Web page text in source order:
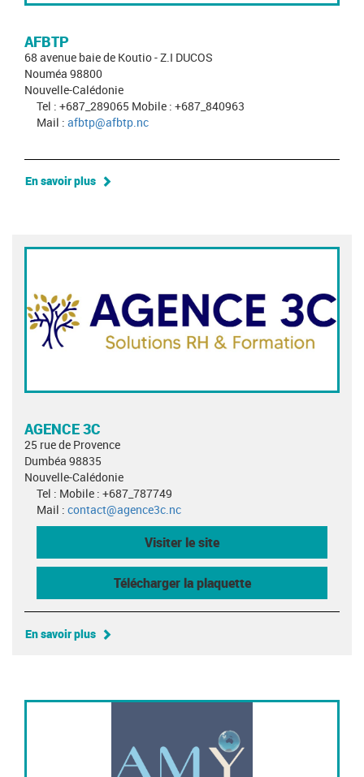
AFBTP
68 avenue baie de Koutio - Z.I DUCOS
Nouméa 98800
Nouvelle-Calédonie
Tel : +687_289065 Mobile : +687_840963
Mail : afbtp@afbtp.nc
En savoir plus
AGENCE 3C
25 rue de Provence
Dumbéa 98835
Nouvelle-Calédonie
Tel : Mobile : +687_787749
Mail : contact@agence3c.nc
Visiter le site
Télécharger la plaquette
En savoir plus